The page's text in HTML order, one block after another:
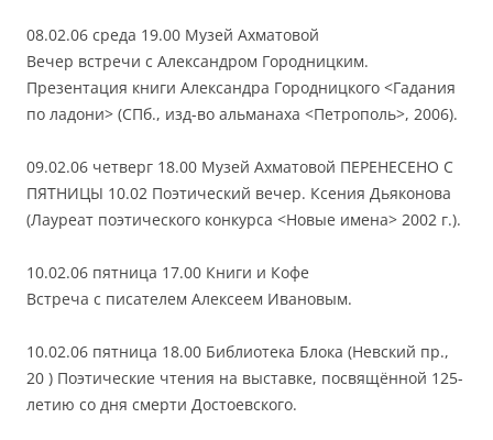
08.02.06 среда 19.00 Музей Ахматовой
Вечер встречи с Александром Городницким.
Презентация книги Александра Городницкого <Гадания
по ладони> (СПб., изд-во альманаха <Петрополь>, 2006).
09.02.06 четверг 18.00 Музей Ахматовой ПЕРЕНЕСЕНО С
ПЯТНИЦЫ 10.02 Поэтический вечер. Ксения Дьяконова
(Лауреат поэтического конкурса <Новые имена> 2002 г.).
10.02.06 пятница 17.00 Книги и Кофе
Встреча с писателем Алексеем Ивановым.
10.02.06 пятница 18.00 Библиотека Блока (Невский пр.,
20 ) Поэтические чтения на выставке, посвящённой 125-
летию со дня смерти Достоевского.